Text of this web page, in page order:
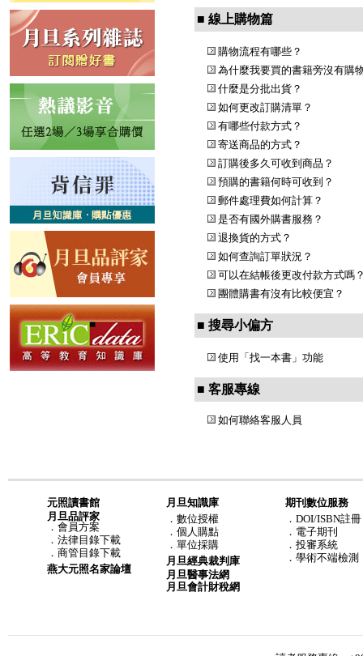
■ 線上購物篇
購物流程有哪些？
為什麼我要買的書籍旁沒有購
什麼是分批出貨？
如何更改訂購清單？
有哪些付款方式？
寄送商品的方式？
訂購後多久可收到商品？
預購的書籍何時可收到？
郵件處理費如何計算？
是否有國外購書服務？
退換貨的方式？
如何查詢訂單狀況？
可以在結帳後更改付款方式嗎
團體購書有沒有比較便宜？
■ 搜尋小偏方
使用「找一本書」功能
■ 客服專線
如何聯絡客服人員
元照讀書館
月旦品評家
． 會員方案
． 法律目錄下載
． 商管目錄下載
燕大元照名家論壇
月旦知識庫
． 數位授權
． 個人購點
． 單位採購
月旦經典裁判庫
月旦醫事法網
月旦會計財稅網
期刊數位服務
．DOI/ISBN註冊
．電子期刊
．投審系統
．學術不端檢測